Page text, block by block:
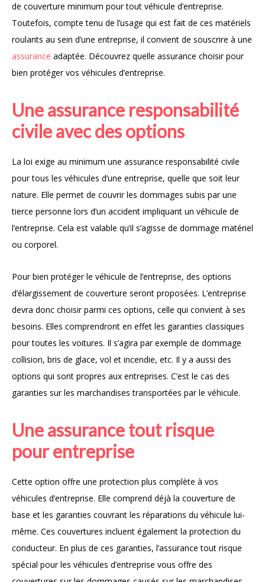
de couverture minimum pour tout véhicule d’entreprise.
Toutefois, compte tenu de l’usage qui est fait de ces matériels
roulants au sein d’une entreprise, il convient de souscrire à une
assurance adaptée. Découvrez quelle assurance choisir pour
bien protéger vos véhicules d’entreprise.
Une assurance responsabilité
civile avec des options
La loi exige au minimum une assurance responsabilité civile
pour tous les véhicules d’une entreprise, quelle que soit leur
nature. Elle permet de couvrir les dommages subis par une
tierce personne lors d’un accident impliquant un véhicule de
l’entreprise. Cela est valable qu’il s’agisse de dommage matériel
ou corporel.
Pour bien protéger le véhicule de l’entreprise, des options
d’élargissement de couverture seront proposées. L’entreprise
devra donc choisir parmi ces options, celle qui convient à ses
besoins. Elles comprendront en effet les garanties classiques
pour toutes les voitures. Il s’agira par exemple de dommage
collision, bris de glace, vol et incendie, etc. Il y a aussi des
options qui sont propres aux entreprises. C’est le cas des
garanties sur les marchandises transportées par le véhicule.
Une assurance tout risque
pour entreprise
Cette option offre une protection plus complète à vos
véhicules d’entreprise. Elle comprend déjà la couverture de
base et les garanties couvrant les réparations du véhicule lui-
même. Ces couvertures incluent également la protection du
conducteur. En plus de ces garanties, l’assurance tout risque
spécial pour les véhicules d’entreprise vous offre des